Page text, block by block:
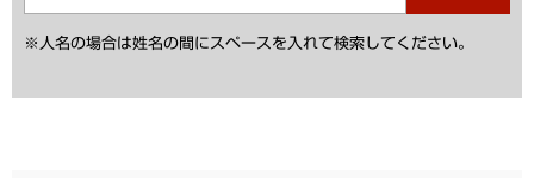
※人名の場合は姓名の間にスペースを入れて検索してください。